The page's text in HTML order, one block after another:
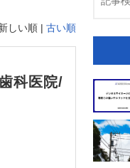
しい順 | 古い順
科医院/